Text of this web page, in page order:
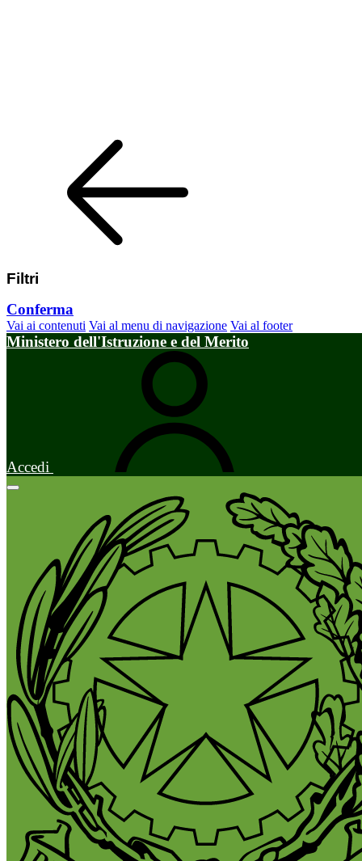
Filtri
Conferma
Vai ai contenuti Vai al menu di navigazione Vai al footer
Ministero dell'Istruzione e del Merito
Accedi